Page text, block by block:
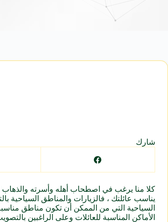
شارك
كلا منا يرغب في اصطحاب أهله وأسرته والذهاب
يناسب عائلتك ، فالزيارات والمناطق السياحية
السياحية التي من الممكن أن تكون مناطق
الأماكن المناسبة للعائلات وعلى الراغبين